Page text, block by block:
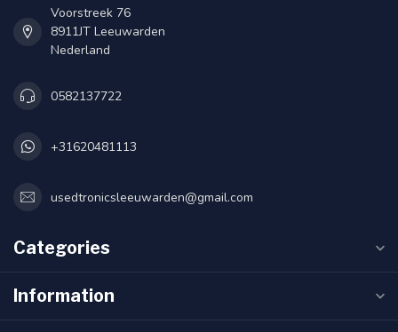
Voorstreek 76
8911JT Leeuwarden
Nederland
0582137722
+31620481113
usedtronicsleeuwarden@gmail.com
Categories
Information